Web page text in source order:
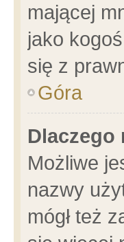
mającej
jako
się z
Góra
Dlaczego
Możliwe
nazwy
mógł też